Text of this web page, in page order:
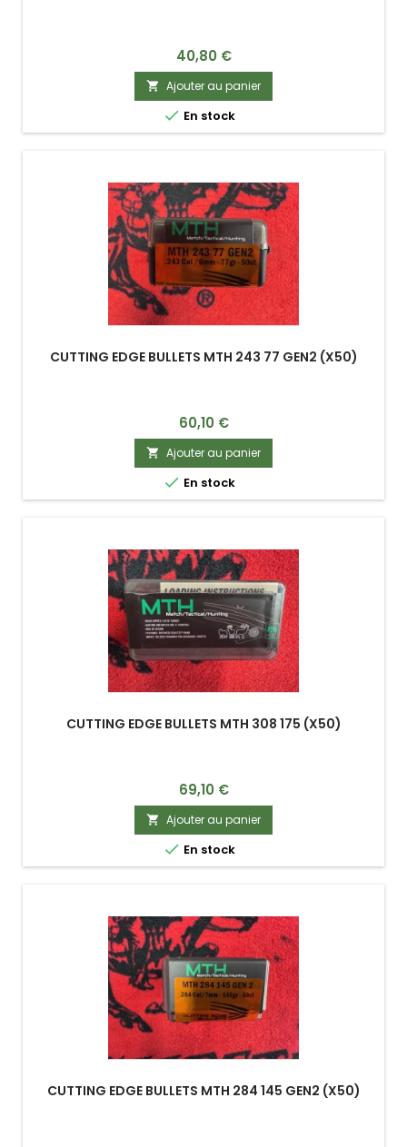
Prix
40,80 €
 Ajouter au panier
 En stock
CUTTING EDGE BULLETS MTH 243 77 GEN2 (X50)
Prix
60,10 €
 Ajouter au panier
 En stock
CUTTING EDGE BULLETS MTH 308 175 (X50)
Prix
69,10 €
 Ajouter au panier
 En stock
CUTTING EDGE BULLETS MTH 284 145 GEN2 (X50)